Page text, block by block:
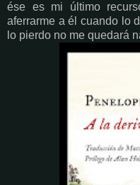
ése es mi último
aferrarme a él cuando lo
lo pierdo no me quedará